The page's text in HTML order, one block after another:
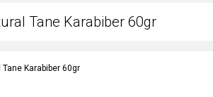
Tane Karabiber 60gr